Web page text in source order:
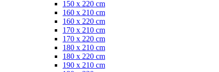
150 x 220 cm
160 x 210 cm
160 x 220 cm
170 x 210 cm
170 x 220 cm
180 x 210 cm
180 x 220 cm
190 x 210 cm